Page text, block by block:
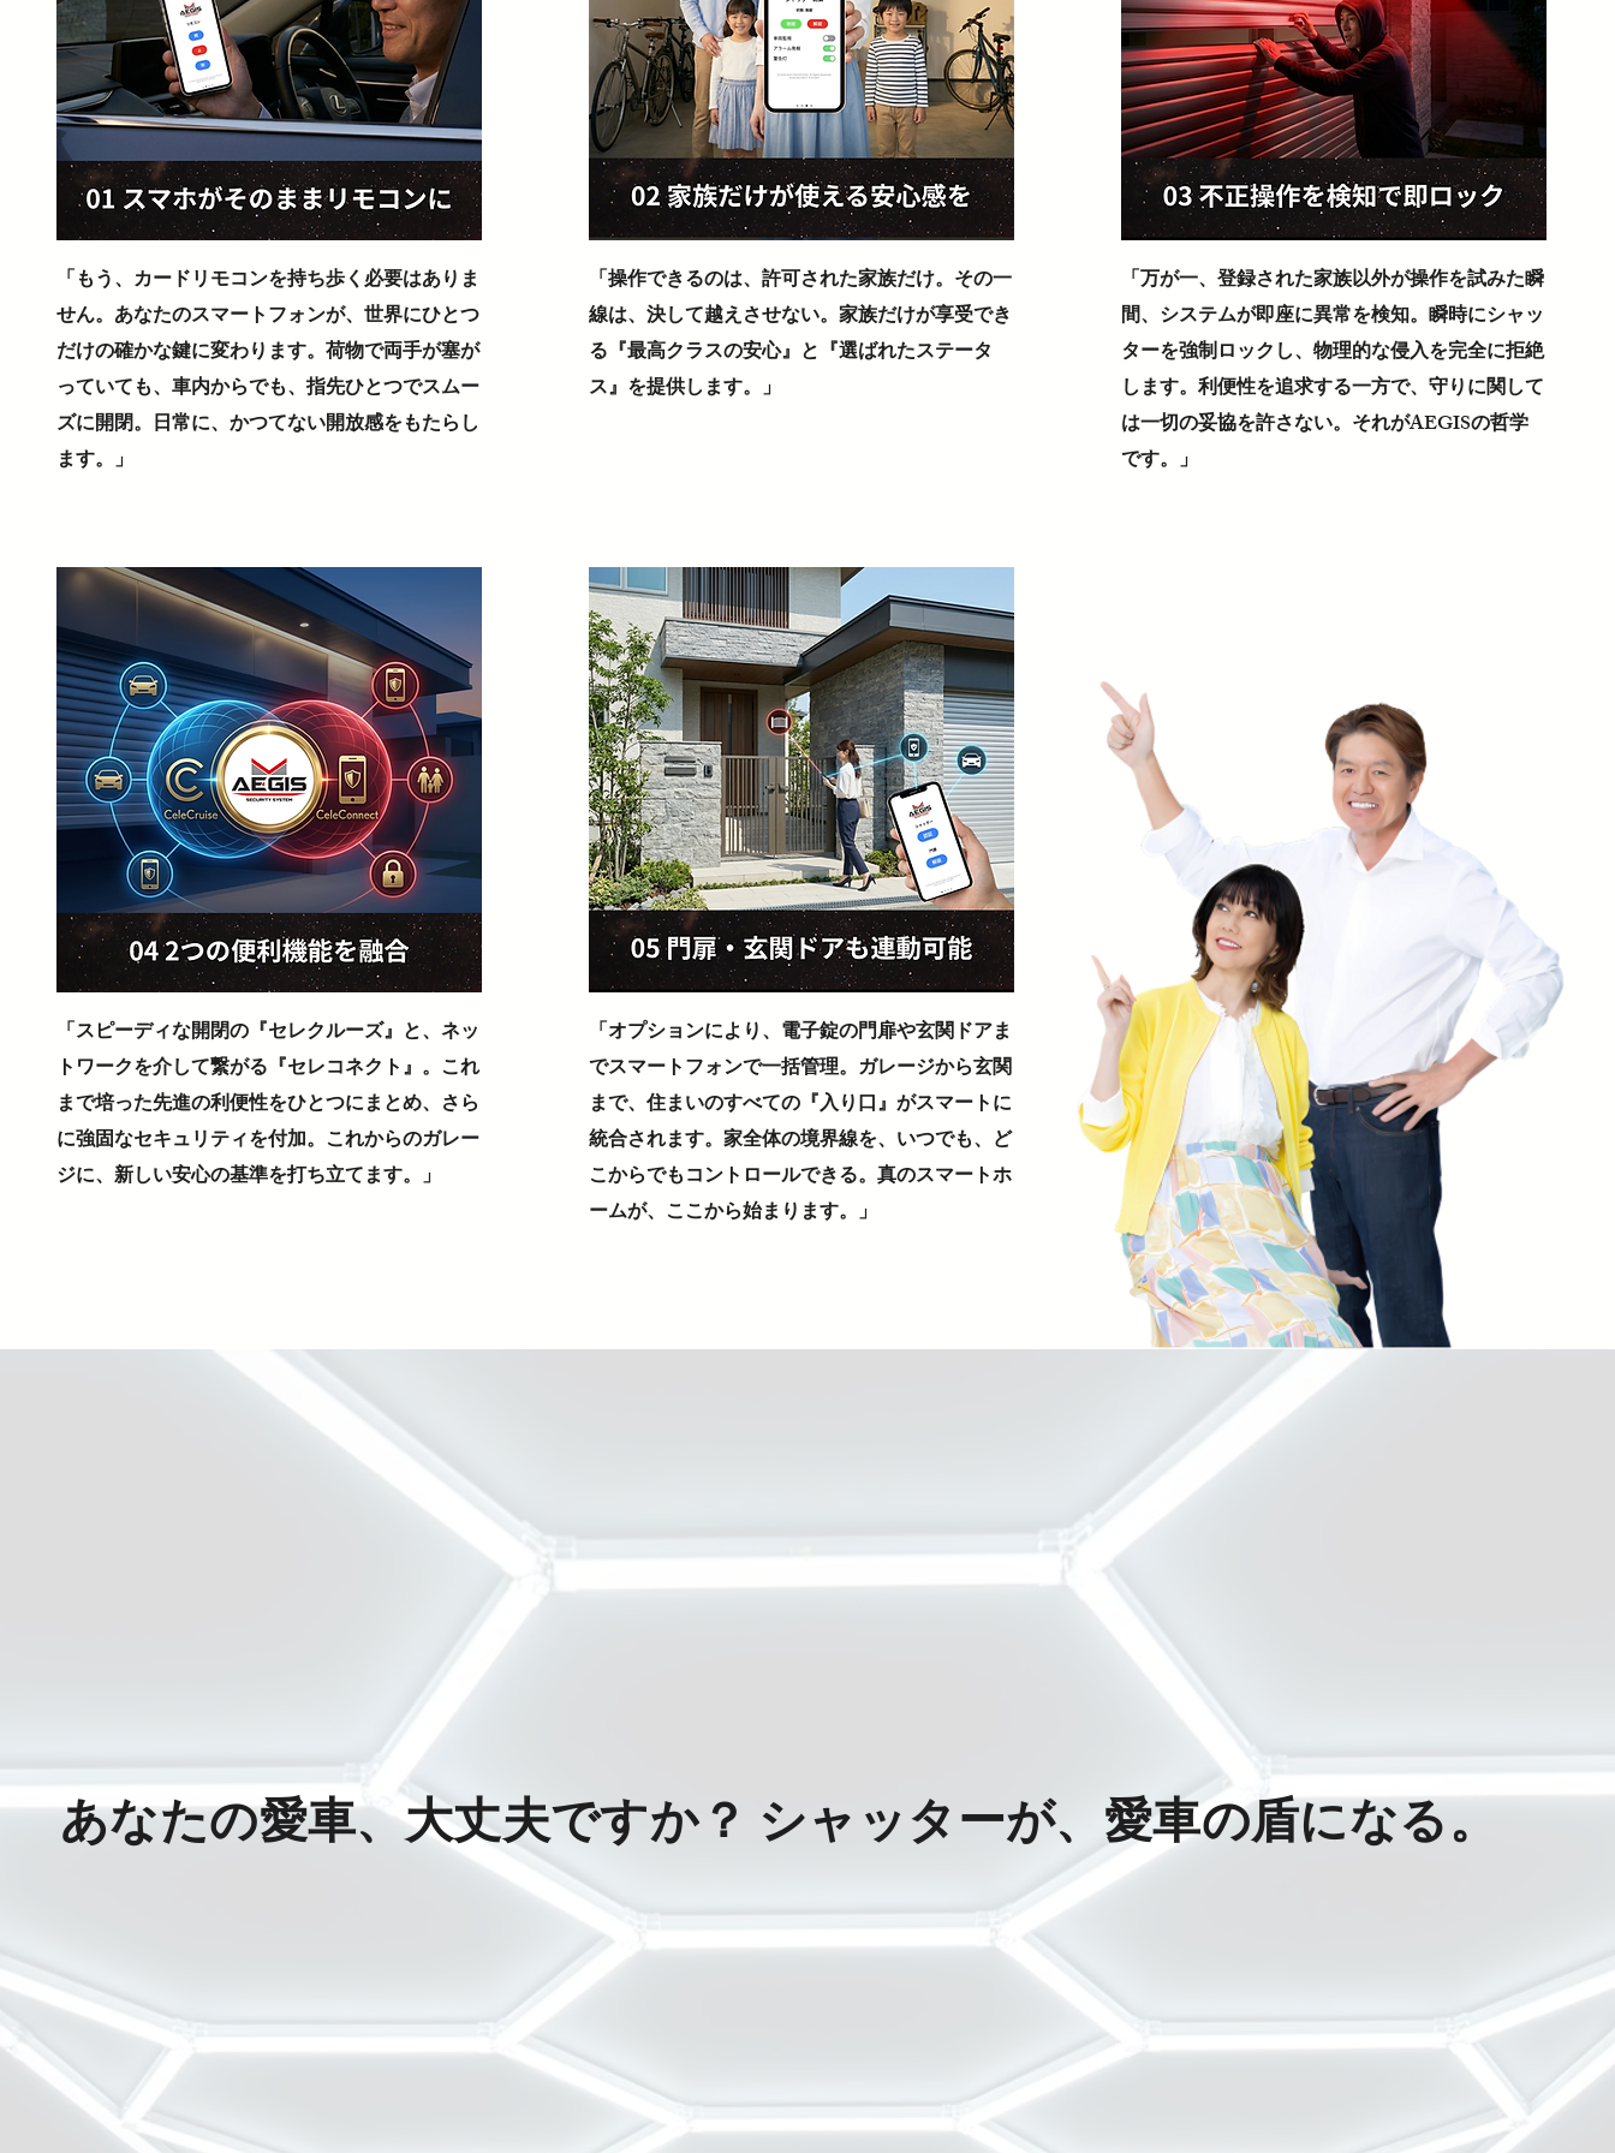
「もう、カードリモコンを持ち歩く必要はありま
せん。あなたのスマートフォンが、世界にひとつ
だけの確かな鍵に変わります。荷物で両手が塞が
っていても、車内からでも、指先ひとつでスムー
ズに開閉。日常に、かつてない開放感をもたらし
ます。」
「スピーディな開閉の『セレクルーズ』と、ネッ
トワークを介して繋がる『セレコネクト』。これ
まで培った先進の利便性をひとつにまとめ、さら
に強固なセキュリティを付加。これからのガレー
ジに、新しい安心の基準を打ち立てます。」
「操作できるのは、許可された家族だけ。その一
線は、決して越えさせない。家族だけが享受でき
る『最高クラスの安心』と『選ばれたステータ
ス』を提供します。」
「オプションにより、電子錠の門扉や玄関ドアま
でスマートフォンで一括管理。ガレージから玄関
まで、住まいのすべての『入り口』がスマートに
統合されます。家全体の境界線を、いつでも、ど
こからでもコントロールできる。真のスマートホ
ームが、ここから始まります。」
「万が一、登録された家族以外が操作を試みた瞬
間、システムが即座に異常を検知。瞬時にシャッ
ターを強制ロックし、物理的な侵入を完全に拒絶
します。利便性を追求する一方で、守りに関して
は一切の妥協を許さない。それがAEGISの哲学
です。」
あなたの愛車、大丈夫ですか？ シャッターが、愛車の盾になる。